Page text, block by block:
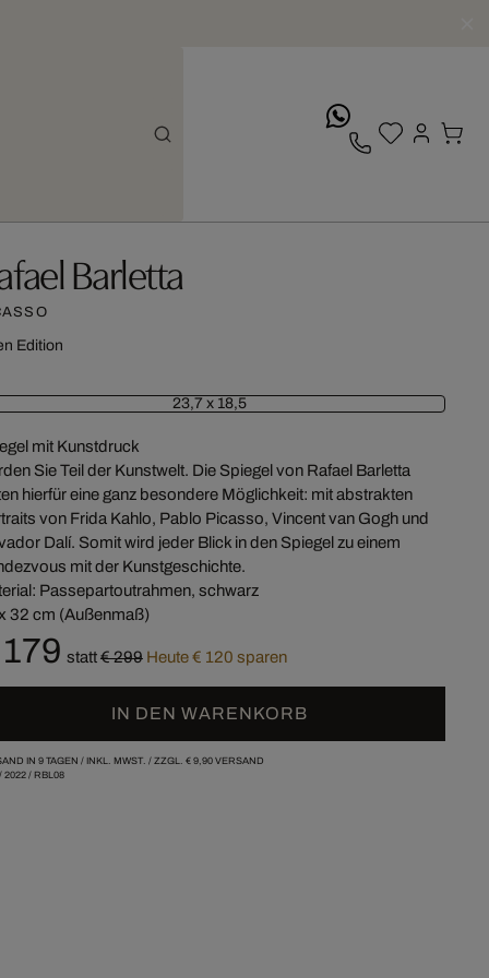
Barletta
Edition
23,7 x 18,5
mit Kunstdruck
Sie Teil der Kunstwelt. Die Spiegel von Rafael Barletta
hierfür eine ganz besondere Möglichkeit: mit abstrakten
von Frida Kahlo, Pablo Picasso, Vincent van Gogh und
Dalí. Somit wird jeder Blick in den Spiegel zu einem
mit der Kunstgeschichte.
Passepartoutrahmen, schwarz
32 cm (Außenmaß)
statt€ 299 Heute € 120 sparen
IN DEN WARENKORB
IN 9 TAGEN / INKL. MWST. / ZZGL. € 9,90VERSAND
2022/ RBL08